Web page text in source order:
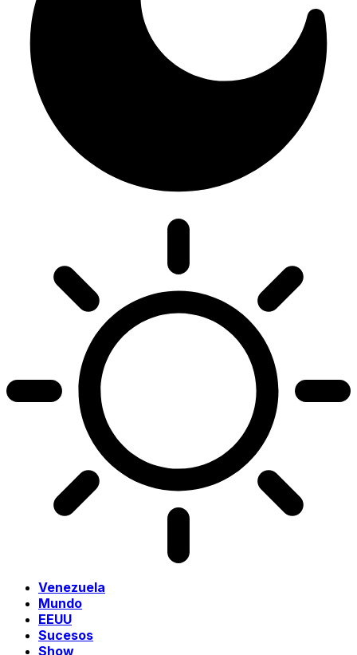
Venezuela
Mundo
EEUU
Sucesos
Show